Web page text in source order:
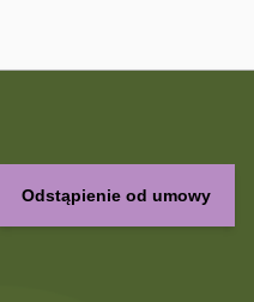
Odstąpienie od umowy